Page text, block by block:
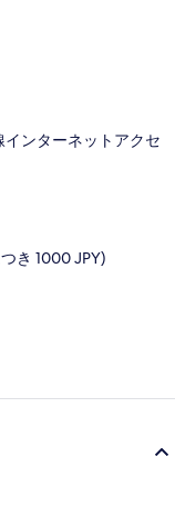
ンターネットアクセ
き 1000 JPY)